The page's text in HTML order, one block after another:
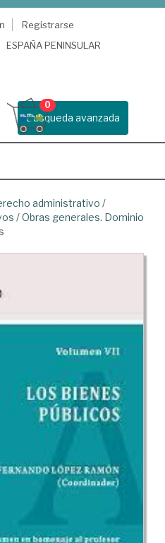
Registrarse
ESPAÑA PENINSULAR
Busqueda avanzada
0
administrativo /
/Obras generales. Dominio